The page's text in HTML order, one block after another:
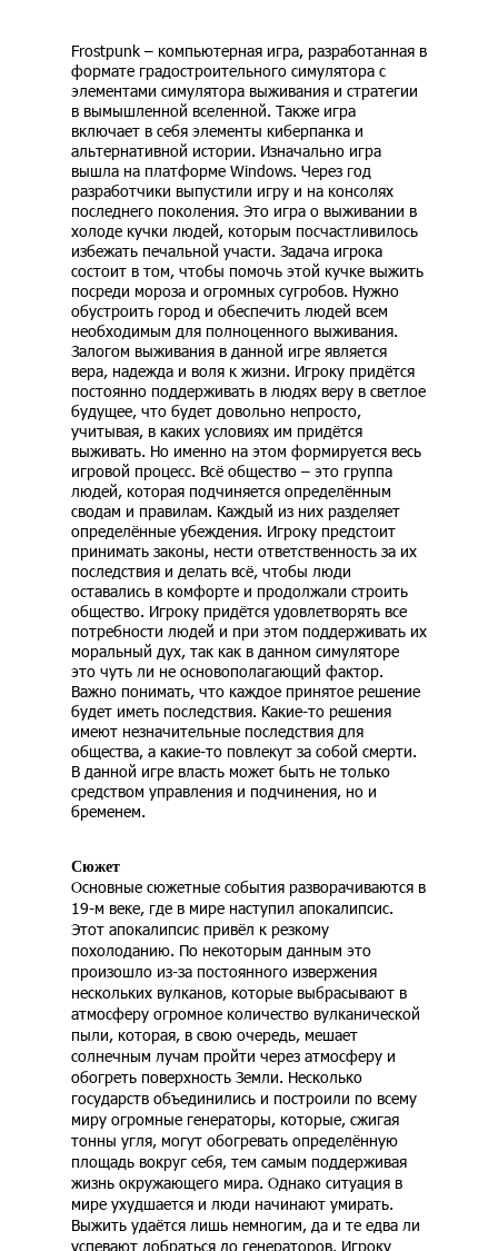
Frostpunk – компьютерная игра, разработанная в
формате градостроительного симулятора с
элементами симулятора выживания и стратегии
в вымышленной вселенной. Также игра
включает в себя элементы киберпанка и
альтернативной истории. Изначально игра
вышла на платформе Windows. Через год
разработчики выпустили игру и на консолях
последнего поколения. Это игра о выживании в
холоде кучки людей, которым посчастливилось
избежать печальной участи. Задача игрока
состоит в том, чтобы помочь этой кучке выжить
посреди мороза и огромных сугробов. Нужно
обустроить город и обеспечить людей всем
необходимым для полноценного выживания.
Залогом выживания в данной игре является
вера, надежда и воля к жизни. Игроку придётся
постоянно поддерживать в людях веру в светлое
будущее, что будет довольно непросто,
учитывая, в каких условиях им придётся
выживать. Но именно на этом формируется весь
игровой процесс. Всё общество – это группа
людей, которая подчиняется определённым
сводам и правилам. Каждый из них разделяет
определённые убеждения. Игроку предстоит
принимать законы, нести ответственность за их
последствия и делать всё, чтобы люди
оставались в комфорте и продолжали строить
общество. Игроку придётся удовлетворять все
потребности людей и при этом поддерживать их
моральный дух, так как в данном симуляторе
это чуть ли не основополагающий фактор.
Важно понимать, что каждое принятое решение
будет иметь последствия. Какие-то решения
имеют незначительные последствия для
общества, а какие-то повлекут за собой смерти.
В данной игре власть может быть не только
средством управления и подчинения, но и
бременем.
Сюжет
Основные сюжетные события разворачиваются в
19-м веке, где в мире наступил апокалипсис.
Этот апокалипсис привёл к резкому
похолоданию. По некоторым данным это
произошло из-за постоянного извержения
нескольких вулканов, которые выбрасывают в
атмосферу огромное количество вулканической
пыли, которая, в свою очередь, мешает
солнечным лучам пройти через атмосферу и
обогреть поверхность Земли. Несколько
государств объединились и построили по всему
миру огромные генераторы, которые, сжигая
тонны угля, могут обогревать определённую
площадь вокруг себя, тем самым поддерживая
жизнь окружающего мира. Однако ситуация в
мире ухудшается и люди начинают умирать.
Выжить удаётся лишь немногим, да и те едва ли
успевают добраться до генераторов. Игроку